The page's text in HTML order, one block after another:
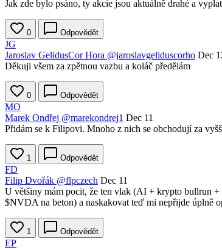
Jak zde bylo psáno, ty akcie jsou aktuálně drahé a
0 Odpovědět
JG
Jaroslav GelidusCor Hora @jaroslavgeliduscorho Dec
Děkuji všem za zpětnou vazbu a koláč předělám
0 Odpovědět
MO
Marek Ondřej @marekondrej1 Dec 11
Přidám se k Filipovi. Mnoho z nich se obchodují za
1 Odpovědět
FD
Filip Dvořák @flpczech Dec 11
U většiny mám pocit, že ten vlak (AI + krypto bullrun
$NVDA na beton) a naskakovat teď mi nepřijde úplně
1 Odpovědět
EP